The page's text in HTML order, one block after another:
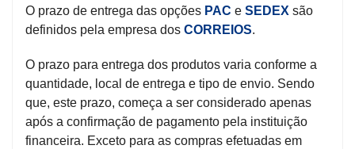
O prazo de entrega das opções PAC e SEDEX são
definidos pela empresa dos CORREIOS.
O prazo para entrega dos produtos varia conforme a
quantidade, local de entrega e tipo de envio. Sendo
que, este prazo, começa a ser considerado apenas
após a confirmação de pagamento pela instituição
financeira. Exceto para as compras efetuadas em